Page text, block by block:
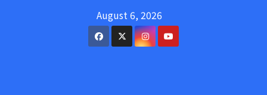
August 6, 2026